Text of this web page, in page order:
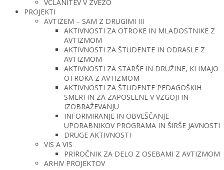
VČLANITEV V ZVEZO
PROJEKTI
AVTIZEM – SAM Z DRUGIMI III
AKTIVNOSTI ZA OTROKE IN MLADOSTNIKE Z
AVTIZMOM
AKTIVNOSTI ZA ŠTUDENTE IN ODRASLE Z
AVTIZMOM
AKTIVNOSTI ZA STARŠE IN DRUŽINE, KI IMAJO
OTROKA Z AVTIZMOM
AKTIVNOSTI ZA ŠTUDENTE PEDAGOŠKIH
SMERI IN ZA ZAPOSLENE V VZGOJI IN
IZOBRAŽEVANJU
INFORMIRANJE IN OBVEŠČANJE
UPORABNIKOV PROGRAMA IN ŠIRŠE JAVNOSTI
DRUGE AKTIVNOSTI
VIS A VIS
PRIROČNIK ZA DELO Z OSEBAMI Z AVTIZMOM
ARHIV PROJEKTOV